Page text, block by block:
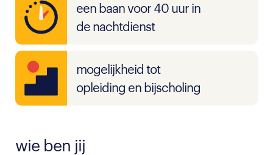
een baan voor 40 uur in
de nachtdienst
mogelijkheid tot
opleiding en bijscholing
wie ben jij